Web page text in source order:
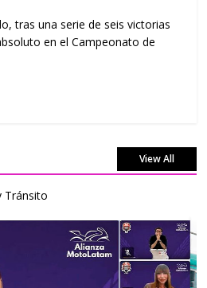
tras una serie de seis victorias
en el Campeonato de
View All
Tránsito